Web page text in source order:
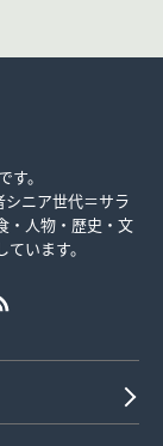
。
ニア世代＝サラ
・人物・歴史・文
います。